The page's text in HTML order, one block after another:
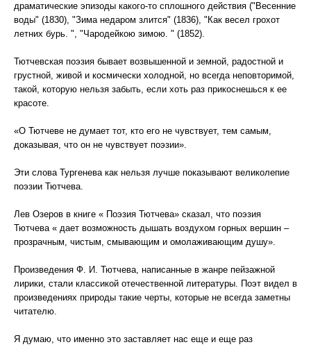
драматические эпизоды какого-то сплошного действия ("Весенние
воды" (1830), "Зима недаром злится" (1836), "Как весел грохот
летних бурь. ", "Чародейкою зимою. " (1852).
Тютчевская поэзия бывает возвышенной и земной, радостной и
грустной, живой и космически холодной, но всегда неповторимой,
такой, которую нельзя забыть, если хоть раз прикоснешься к ее
красоте.
«О Тютчеве не думает тот, кто его не чувствует, тем самым,
доказывая, что он не чувствует поэзии».
Эти слова Тургенева как нельзя лучше показывают великолепие
поэзии Тютчева.
Лев Озеров в книге « Поэзия Тютчева» сказал, что поэзия
Тютчева « дает возможность дышать воздухом горных вершин –
прозрачным, чистым, смывающим и омолаживающим душу».
Произведения Ф. И. Тютчева, написанные в жанре пейзажной
лирики, стали классикой отечественной литературы. Поэт видел в
произведениях природы такие черты, которые не всегда заметны
читателю.
Я думаю, что именно это заставляет нас еще и еще раз